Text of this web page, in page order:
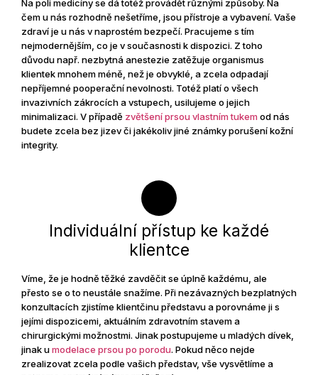
Na poli medicíny se dá totéž provádět různými způsoby. Na
čem u nás rozhodně nešetříme, jsou přístroje a vybavení. Vaše
zdraví je u nás v naprostém bezpečí. Pracujeme s tím
nejmodernějším, co je v současnosti k dispozici. Z toho
důvodu např. nezbytná anestezie zatěžuje organismus
klientek mnohem méně, než je obvyklé, a zcela odpadají
nepříjemné pooperační nevolnosti. Totéž platí o všech
invazivních zákrocích a vstupech, usilujeme o jejich
minimalizaci. V případě zvětšení prsou vlastním tukem od nás
budete zcela bez jizev či jakékoliv jiné známky porušení kožní
integrity.
Individuální přístup ke každé
klientce
Víme, že je hodně těžké zavděčit se úplně každému, ale
přesto se o to neustále snažíme. Při nezávazných bezplatných
konzultacích zjistíme klientčinu představu a porovnáme ji s
jejími dispozicemi, aktuálním zdravotním stavem a
chirurgickými možnostmi. Jinak postupujeme u mladých dívek,
jinak umodelace prsou po porodu. Pokud něco nejde
zrealizovat zcela podle vašich představ, vše vysvětlíme a